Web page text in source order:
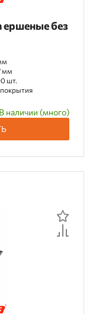
ершеные без
мм
шт.
В наличии (много)